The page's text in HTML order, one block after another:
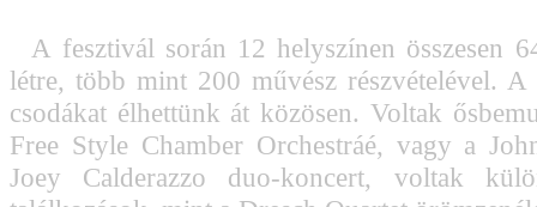
A fesztivál során 12 helyszínen összesen
létre, több mint 200 művész részvételével. A
csodákat élhettünk át közösen. Voltak
Free Style Chamber Orchestráé, vagy a
Joey Calderazzo duo-koncert, voltak